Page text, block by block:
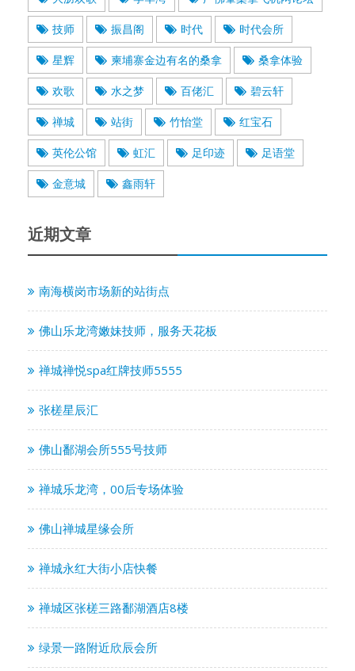
技师 振昌阁 时代 时代会所
星辉 柬埔寨金边有名的桑拿 桑拿体验
欢歌 水之梦 百佬汇 碧云轩
禅城 站街 竹怡堂 红宝石
英伦公馆 虹汇 足印迹 足语堂
金意城 鑫雨轩
近期文章
南海横岗市场新的站街点
佛山乐龙湾嫩妹技师，服务天花板
禅城禅悦spa红牌技师5555
张槎星辰汇
佛山鄱湖会所555号技师
禅城乐龙湾，00后专场体验
佛山禅城星缘会所
禅城永红大街小店快餐
禅城区张槎三路鄱湖酒店8楼
绿景一路附近欣辰会所